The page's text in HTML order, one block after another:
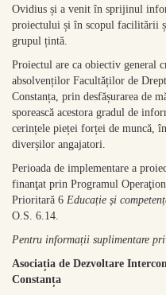
Ovidius și a venit în sprijinul
proiectului și în scopul facilitării
grupul țintă.
Proiectul are ca obiectiv general
absolvenților Facultăților de
Constanța, prin desfășurarea de
sporească acestora gradul de
cerințele pieței forței de muncă,
diverșilor angajatori.
Perioada de implementare a
finanţat prin Programul
Prioritară 6 Educație și
O.S. 6.14.
Pentru informații suplimentare
Asociația de Dezvoltare
Constanța